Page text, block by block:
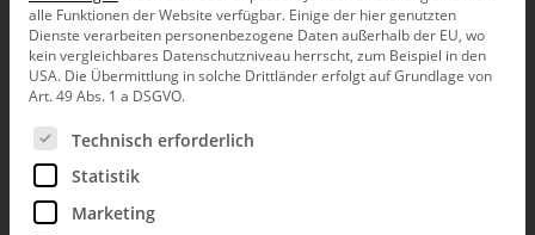
Schau mal.
alle Funktionen der Website verfügbar. Einige der hier genutzten
Dienste verarbeiten personenbezogene Daten außerhalb der EU, wo
kein vergleichbares Datenschutzniveau herrscht, zum Beispiel in den
USA. Die Übermittlung in solche Drittländer erfolgt auf Grundlage von
Art. 49 Abs. 1 a DSGVO.
Es folgt eine Liste der Service-Gruppen, für die eine
Technisch erforderlich
Statistik
Marketing